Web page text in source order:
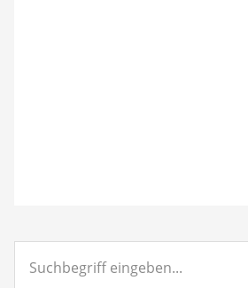
eingeben...